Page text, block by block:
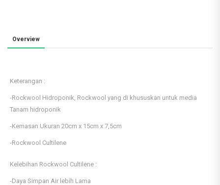
Overview
Keterangan :
-Rockwool Hidroponik, Rockwool yang di khususkan untuk media
Tanam hidroponik
-Kemasan Ukuran 20cm x 15cm x 7,5cm
-Rockwool Cultilene
Kelebihan Rockwool Cultilene :
-Daya Simpan Air lebih Lama